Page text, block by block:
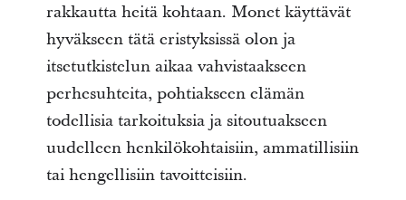
rakkautta heitä kohtaan. Monet käyttävät
hyväkseen tätä eristyksissä olon ja
itsetutkistelun aikaa vahvistaakseen
perhesuhteita, pohtiakseen elämän
todellisia tarkoituksia ja sitoutuakseen
uudelleen henkilökohtaisiin, ammatillisiin
tai hengellisiin tavoitteisiin.